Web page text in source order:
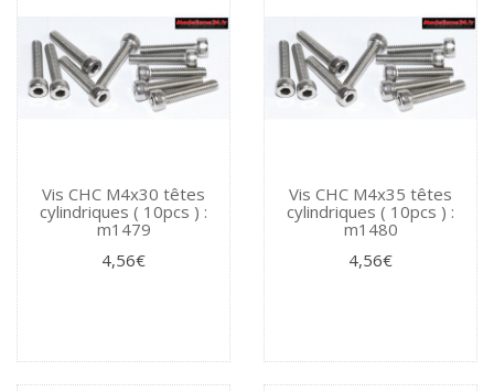
Vis CHC M4x30 têtes
cylindriques ( 10pcs ) :
m1479
4,56€
Vis CHC M4x35 têtes
cylindriques ( 10pcs ) :
m1480
4,56€